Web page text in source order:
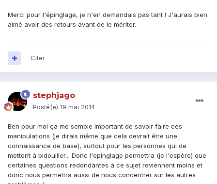
Merci pour l'épinglage, je n'en demandais pas tant ! J'aurais bien
aimé avoir des retours avant de le mériter.
Citer
stephjago
Posté(e) 19 mai 2014
Ben pour moi ça me semble important de savoir faire ces
manipulations (je dirais même que cela devrait être une
connaissance de base), surtout pour les personnes qui de
mettent à bidouiller... Donc l'epinglage permettra (je l'espère) que
certaines questions redondantes à ce sujet reviennent moins et
donc nous permettra aussi de nous concentrer sur les autres